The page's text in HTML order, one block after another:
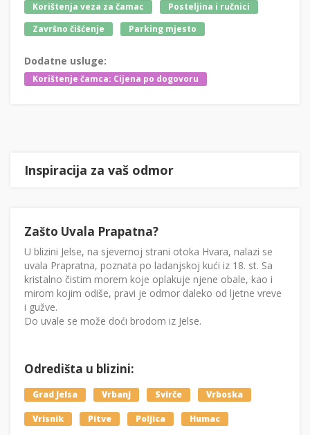
Korištenja veza za čamac
Posteljina i ručnici
Završno čišćenje
Parking mjesto
Dodatne usluge:
Korištenje čamca: Cijena po dogovoru
Inspiracija za vaš odmor
Zašto Uvala Prapatna?
U blizini Jelse, na sjevernoj strani otoka Hvara, nalazi se
uvala Prapratna, poznata po ladanjskoj kući iz 18. st. Sa
kristalno čistim morem koje oplakuje njene obale, kao i
mirom kojim odiše, pravi je odmor daleko od ljetne vreve
i gužve.
Do uvale se može doći brodom iz Jelse.
Odredišta u blizini:
Grad Jelsa Vrbanj Svirče Vrboska
Vrisnik Pitve Poljica Humac